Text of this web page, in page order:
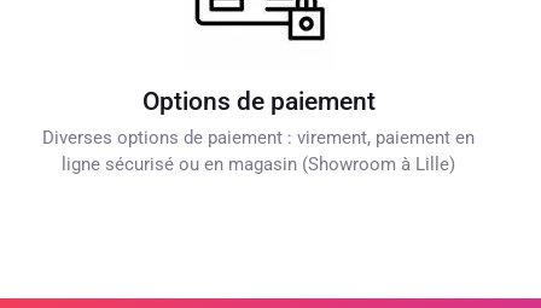
Options de paiement
Diverses options de paiement : virement, paiement en
ligne sécurisé ou en magasin (Showroom à Lille)